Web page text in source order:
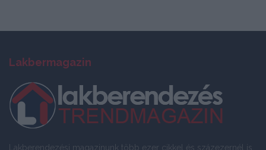
Lakbermagazin
Lakberendezési magazinunk több ezer cikkel és százezernél is